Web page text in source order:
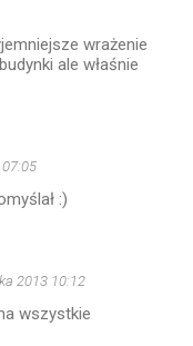
wrażenie
ale właśnie
:)
2013 10:12
wszystkie